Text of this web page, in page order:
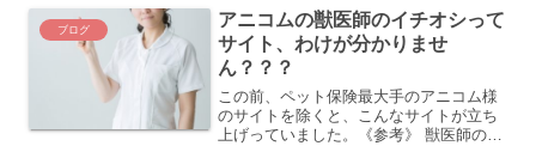
ブログ
アニコムの獣医師のイチオシって
サイト、わけが分かりませ
ん？？？
この前、ペット保険最大手のアニコム様
のサイトを除くと、こんなサイトが立ち
上げっていました。《参考》 獣医師のイ